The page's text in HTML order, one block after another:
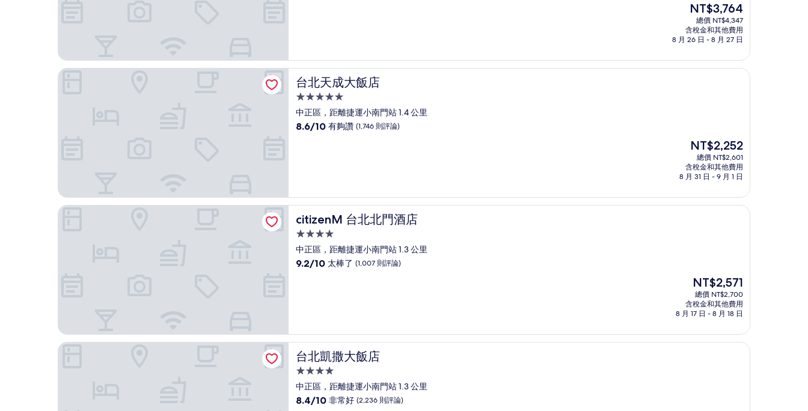
極
了，
(767
則
評
論)
現
在
價
格
NT$3,764
NT$3,764
總價 NT$4,347
含稅金和其他費用
8 月 26 日 - 8 月 27 日
台北天成大飯店
台北天成大飯店
5.0
星
級
中正區，距離捷運小南門站 1.4 公里
8.6
夠
(1,746
則
評
論)
8.6/10 有夠讚 (1,746 則評論)
現
在
價
格
NT$2,252
NT$2,252
總價 NT$2,601
含稅金和其他費用
8 月 31 日 - 9 月 1 日
台北天成大飯店
citizenM 台北北門酒店
citizenM 台北北門酒店
4.0
星
級
中正區，距離捷運小南門站 1.3 公里
9.2
棒
了，
(1,007
則
評
論)
9.2/10 太棒了 (1,007 則評論)
現
在
價
格
NT$2,571
NT$2,571
總價 NT$2,700
含稅金和其他費用
8 月 17 日 - 8 月 18 日
citizenM 台北北門酒店
台北凱撒大飯店
台北凱撒大飯店
4.0
星
級
中正區，距離捷運小南門站 1.3 公里
8.4
8.4/10 非常好 (2,236 則評論)
台北凱撒大飯店